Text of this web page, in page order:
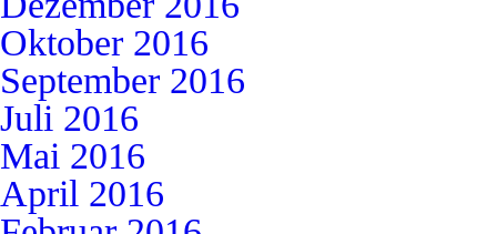
Oktober 2016
September 2016
Juli 2016
Mai 2016
April 2016